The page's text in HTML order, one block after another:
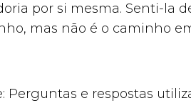
por si mesma. Senti-la
mas não é o caminho
Perguntas e respostas